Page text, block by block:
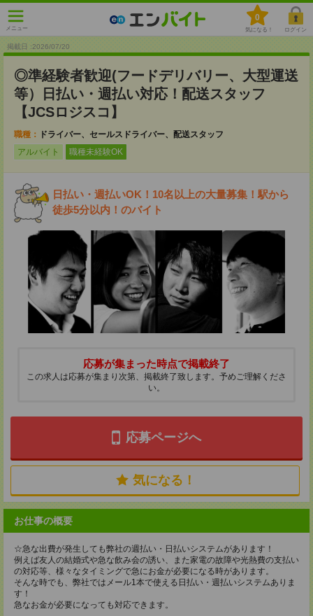
メニュー
0
気になる！ ログイン
掲載日 :2026/07/20
◎準経験者歓迎(フードデリバリー、大型運送
等）日払い・週払い対応！配送スタッフ
【JCSロジスコ】
職種：
ドライバー、セールスドライバー、配送スタッフ
アルバイト
職種未経験OK
日払い・週払いOK！10名以上の大量募集！駅から
徒歩5分以内！のバイト
応募が集まった時点で掲載終了
この求人は応募が集まり次第、掲載終了致します。予めご理解くださ
い。
応募ページへ
気になる！
お仕事の概要
☆急な出費が発生しても弊社の週払い・日払いシステムがあります！
例えば友人の結婚式や急な飲み会の誘い、また家電の故障や光熱費の支払い
の対応等、様々なタイミングで急にお金が必要になる時があります。
そんな時でも、弊社ではメール1本で使える日払い・週払いシステムありま
す！
急なお金が必要になっても対応できます。